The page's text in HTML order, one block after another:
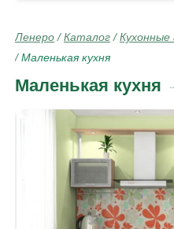
Ленеро /Каталог /
/Маленькая кухня
Маленькая кухня